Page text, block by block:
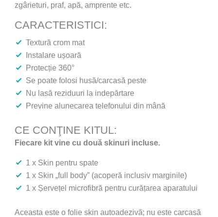
zgârieturi, praf, apă, amprente etc.
CARACTERISTICI:
Textură crom mat
Instalare ușoară
Protecție 360°
Se poate folosi husă/carcasă peste
Nu lasă reziduuri la indepărtare
Previne alunecarea telefonului din mână
CE CONŢINE KITUL:
Fiecare kit vine cu două skinuri incluse.
1 x Skin pentru spate
1 x Skin „full body” (acoperă inclusiv marginile)
1 x Șervețel microfibră pentru curățarea aparatului
Aceasta este o folie skin autoadezivă; nu este carcasă